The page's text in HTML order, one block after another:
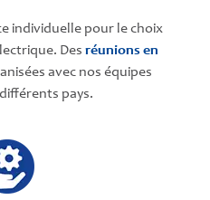
individuelle pour le choix
Des réunions en
avec nos équipes
pays.